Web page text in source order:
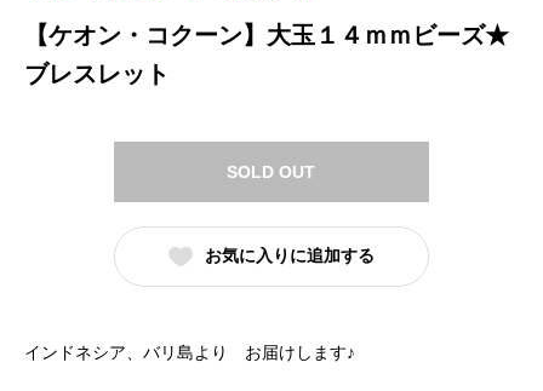
【ケオン・コクーン】大玉１４ｍｍビーズ★
ブレスレット
SOLD OUT
お気に入りに追加する
インドネシア、バリ島より お届けします♪